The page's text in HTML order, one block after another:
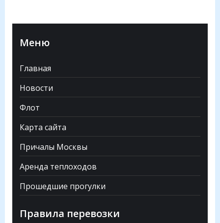
Меню
Главная
Новости
Флот
Карта сайта
Причалы Москвы
Аренда теплоходов
Прошедшие прогулки
Правила перевозки